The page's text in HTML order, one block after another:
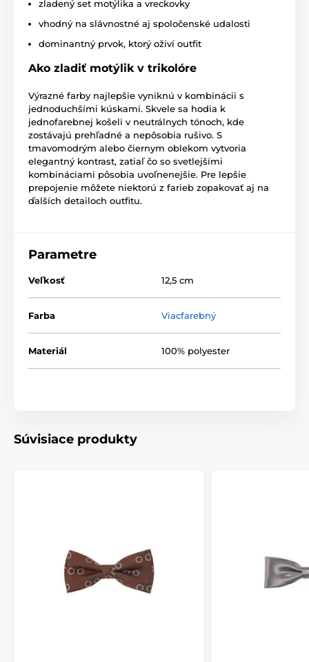
zladený set motýlika a vreckovky
vhodný na slávnostné aj spoločenské udalosti
dominantný prvok, ktorý oživí outfit
Ako zladiť motýlik v trikolóre
Výrazné farby najlepšie vyniknú v kombinácii s
jednoduchšími kúskami. Skvele sa hodia k
jednofarebnej košeli v neutrálnych tónoch, kde
zostávajú prehľadné a nepôsobia rušivo. S
tmavomodrým alebo čiernym oblekom vytvoria
elegantný kontrast, zatiaľ čo so svetlejšími
kombináciami pôsobia uvoľnenejšie. Pre lepšie
prepojenie môžete niektorú z farieb zopakovať aj na
ďalších detailoch outfitu.
Parametre
Veľkosť 12,5 cm
Farba Viacfarebný
Materiál 100% polyester
Súvisiace produkty